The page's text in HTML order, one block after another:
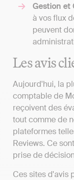
Gestion et
à vos flux
peuvent
Les avis
Aujourd'hui, la
comptable de
reçoivent des
tout comme de
plateformes
Reviews. Ce
prise de
Ces sites d'avis